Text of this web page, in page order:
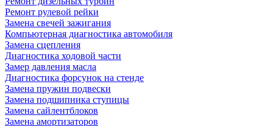
Ремонт рулевой рейки
Замена свечей зажигания
Компьютерная диагностика автомобиля
Замена сцепления
Диагностика ходовой части
Замер давления масла
Диагностика форсунок на стенде
Замена пружин подвески
Замена подшипника ступицы
Замена сайлентблоков
Замена амортизаторов